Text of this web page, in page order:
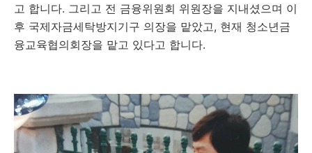
고 합니다. 그리고 전 금융위원회 위원장을 지내셨으며 이
후 국제자금세탁방지기구 의장을 맡았고, 현재 청소년금
융교육협의회장을 맡고 있다고 합니다.